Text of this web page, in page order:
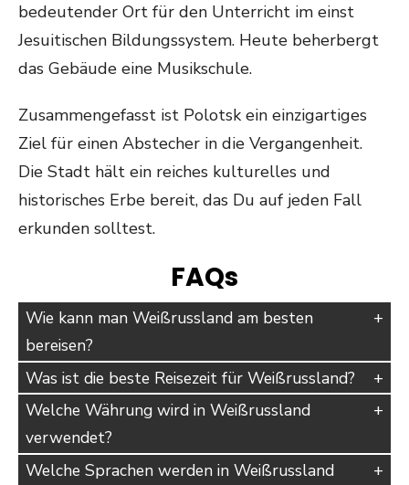
bedeutender Ort für den Unterricht im einst
Jesuitischen Bildungssystem. Heute beherbergt
das Gebäude eine Musikschule.
Zusammengefasst ist Polotsk ein einzigartiges
Ziel für einen Abstecher in die Vergangenheit.
Die Stadt hält ein reiches kulturelles und
historisches Erbe bereit, das Du auf jeden Fall
erkunden solltest.
FAQs
Wie kann man Weißrussland am besten
bereisen?
Was ist die beste Reisezeit für Weißrussland?
Welche Währung wird in Weißrussland
verwendet?
Welche Sprachen werden in Weißrussland